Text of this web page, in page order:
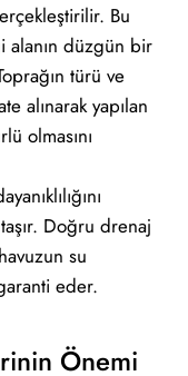
Bu
alanın düzgün bir
türü ve
alınarak yapılan
olmasını
Doğru drenaj
su
eder.
Önemi